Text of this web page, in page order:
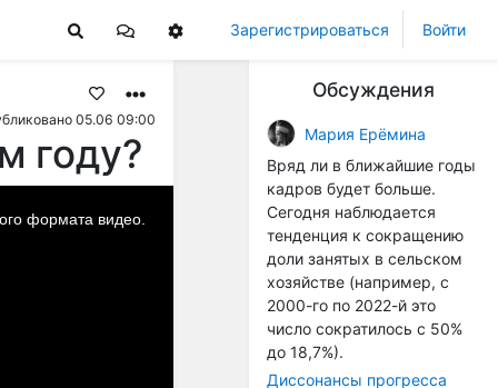
Зарегистрироваться Войти
05.06 09:00
году?
формата видео.
Обсуждения
Мария Ерёмина
Вряд ли в ближайшие годы
кадров будет больше.
Сегодня наблюдается
тенденция к сокращению
доли занятых в сельском
хозяйстве (например, с
2000-го по 2022-й это
число сократилось с 50%
до 18,7%).
Диссонансы прогресса